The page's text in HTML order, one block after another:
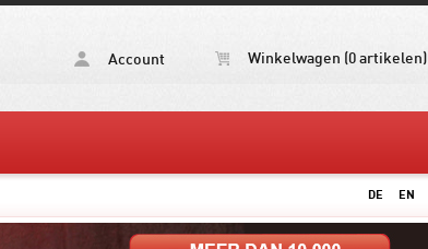
Account Winkelwagen (0 artikelen)
DE EN